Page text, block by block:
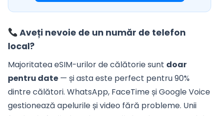
Aveți nevoie de un număr de telefon
local?
Majoritatea eSIM-urilor de călătorie sunt doar
pentru date — și asta este perfect pentru 90%
dintre călători. WhatsApp, FaceTime și Google Voice
gestionează apelurile și video fără probleme. Unii